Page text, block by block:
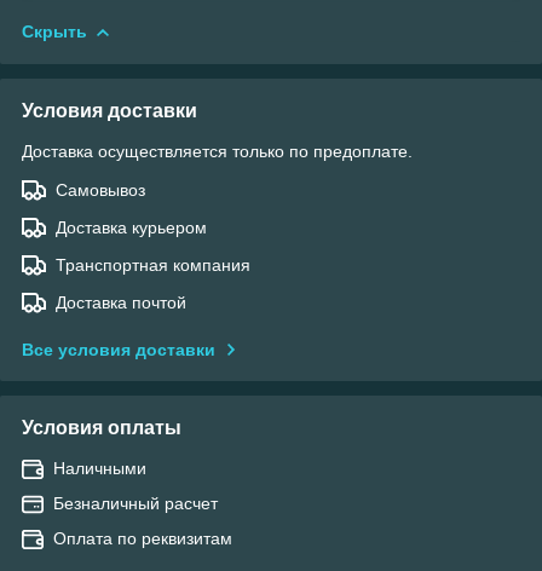
Скрыть
Условия доставки
Доставка осуществляется только по предоплате.
Самовывоз
Доставка курьером
Транспортная компания
Доставка почтой
Все условия доставки
Условия оплаты
Наличными
Безналичный расчет
Оплата по реквизитам